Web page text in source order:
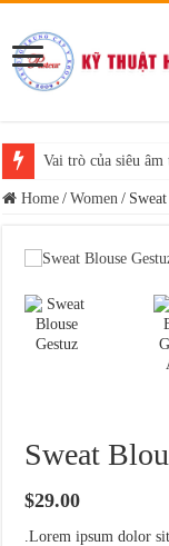
Vai trò của siêu
Home / Women /
Sweat
$29.00
.Lorem ipsum dolor